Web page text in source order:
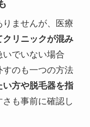
ませんが、医療
クリニックが混み
でいない場合
のも一つの方法
方や脱毛器を指
も事前に確認し